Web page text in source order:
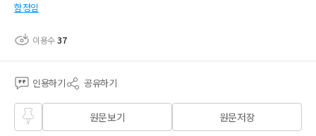
함정임
이용수37
인용하기 공유하기
즐겨
원문보기 원문저장